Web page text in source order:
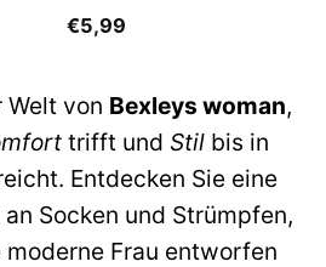
€5,99
Welt von Bexleys woman,
trifft und Stil bis in
Entdecken Sie eine
Socken und Strümpfen,
Frau entworfen